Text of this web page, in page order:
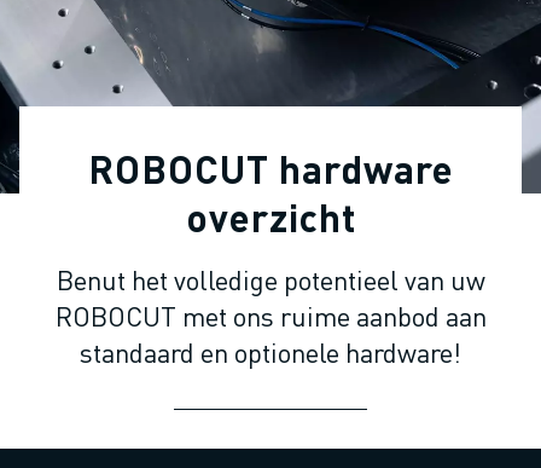
INDUSTRIËLE ROBOTS
COLLABORATIEVE ROBOTS
ROBOT AANBOD
ROBOT CONTROLLERS
ROBOT ACCESSOIRES
ROBOT SOFTWARE
ROBOTS VOOR HET ONDERWIJS
ROBOT AUTOMATISERING
BOOGLAS ROBOTS
ARTICULATED ROBOTS
ARC MATE SERIE
FOOD & CLEANROOM ROBOTS
ROBOCUT hardware
overzicht
Benut het volledige potentieel van uw
ROBOCUT met ons ruime aanbod aan
standaard en optionele hardware!